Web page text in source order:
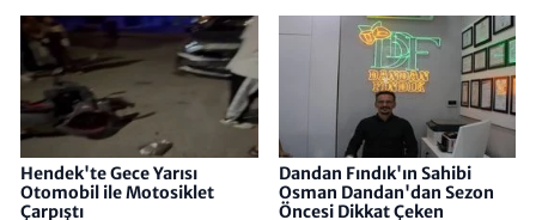
Hendek'te Gece Yarısı
Otomobil ile Motosiklet
Çarpıştı
Dandan Fındık'ın Sahibi
Osman Dandan'dan Sezon
Öncesi Dikkat Çeken